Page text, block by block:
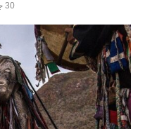
30 جولای 2026